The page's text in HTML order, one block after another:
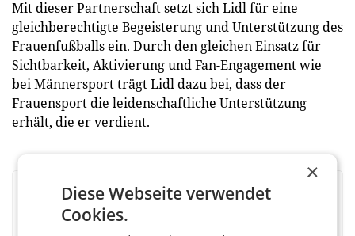
Mit dieser Partnerschaft setzt sich Lidl für eine
gleichberechtigte Begeisterung und Unterstützung des
Frauenfußballs ein. Durch den gleichen Einsatz für
Sichtbarkeit, Aktivierung und Fan-Engagement wie
bei Männersport trägt Lidl dazu bei, dass der
Frauensport die leidenschaftliche Unterstützung
erhält, die er verdient.
BEWERTEN SIE DIESEN ARTIKEL
×
Diese Webseite verwendet
Cookies.